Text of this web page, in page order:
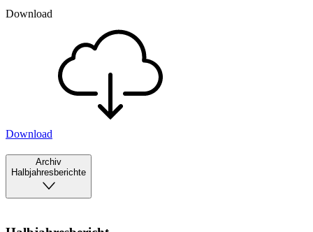
Download
Download
Archiv
Halbjahresberichte